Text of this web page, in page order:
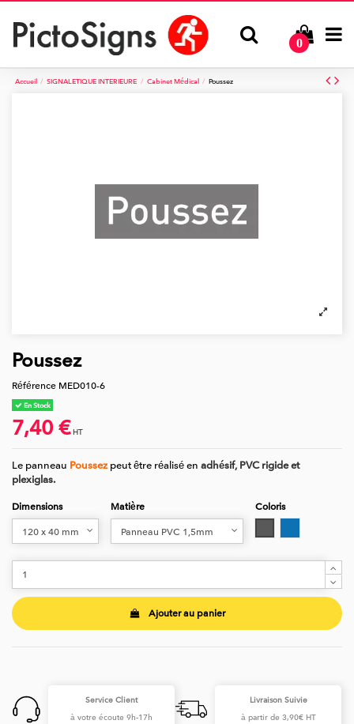
0
Accueil SIGNALETIQUE INTERIEURE Cabinet Médical Poussez
Poussez
Référence MED010-6
En Stock
7,40 € HT
Le panneau Poussezpeut être réalisé en adhésif, PVC rigide et
plexiglas.
Dimensions Matière
Coloris
Ajouter au panier
Service Client
à votre écoute 9h-17h
Livraison Suivie
à partir de 3,90€ HT